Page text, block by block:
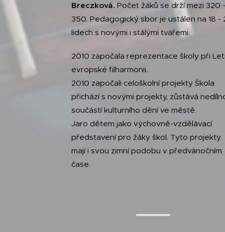
Breczková. Počet žáků se drží mezi 320 -
350. Pedagogický sbor je ustálen na 18 -
lidech s novými i stálými tvářemi.
2010 započala reprezentace školy při
evropské filharmonii.
2010 započali celoškolní projekty Škola
přichází s novými projekty, zůstává
součástí kulturního dění ve městě.
Jaro dětem jako výchovně-vzdělávací
představení pro žáky škol. Tyto projekty
mají i svou zimní podobu v předvánočním
čase.